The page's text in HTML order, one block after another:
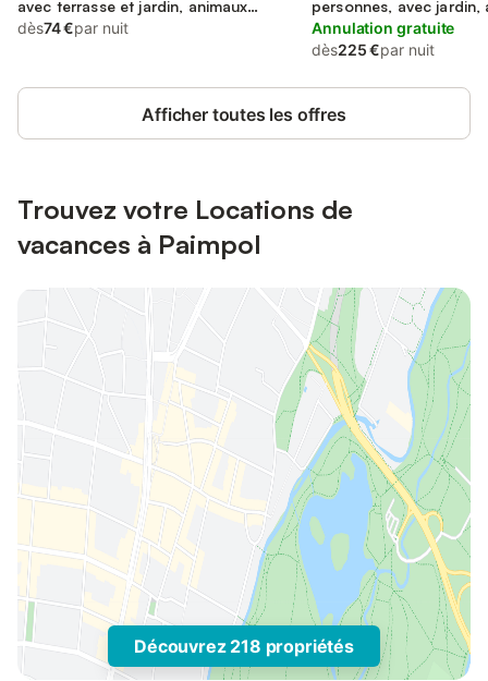
avec terrasse et jardin, animaux
acceptés
dès74 €par nuit
personnes, avec jardin,
familles
Annulation gratuite
dès225 €par nuit
Afficher toutes les offres
Trouvez votre Locations de
vacances à Paimpol
Découvrez 218 propriétés